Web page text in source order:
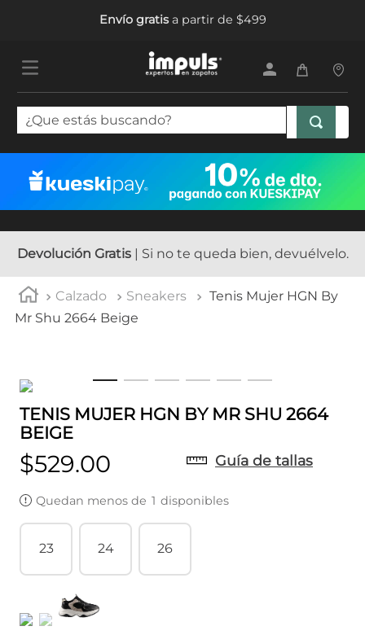
Envío gratisa partir de $499
¿Que estás buscando?
Devolución Gratis| Si no te queda bien, devuélvelo.
Calzado Sneakers
Tenis Mujer HGN By
Mr Shu 2664 Beige
TENIS MUJER HGN BY MR SHU 2664
BEIGE
$529.00 Guía de tallas
Quedan menos de 1 disponibles
23 24 26
1.
tenis mujer
tenis hombre
5. tenis